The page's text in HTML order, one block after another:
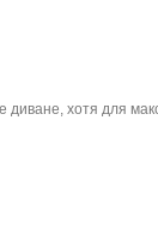
диване, хотя для